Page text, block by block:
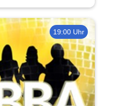
19:00 Uhr